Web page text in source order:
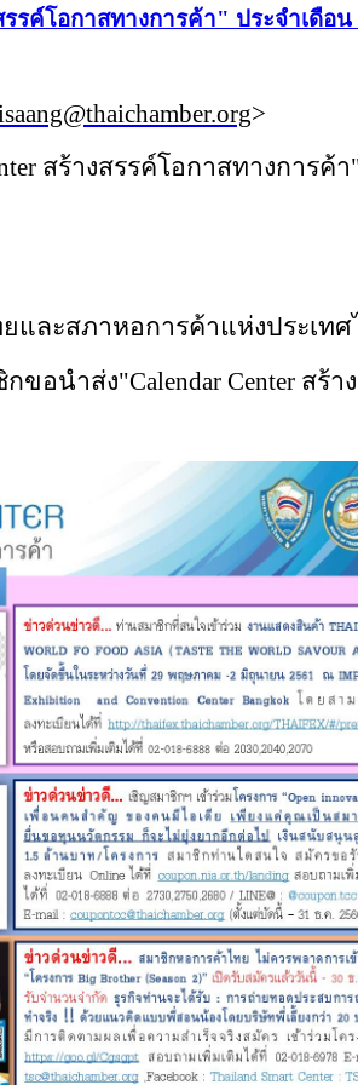
รค์โอกาสทางการค้า" ประจำเดือ
>
สร้างสรรค์โอกาสทางการ
และสภาหอการค้าแห่งประเทศ
ำส่ง"Calendar Center สร้า